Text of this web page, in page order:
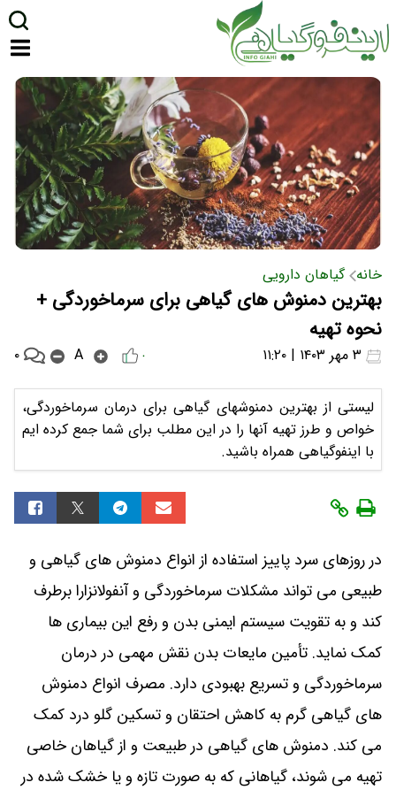
خانه گیاهان دارویی
بهترین دمنوش های گیاهی برای سرماخوردگی +
نحوه تهیه
۰ A ۰
لیستی از بهترین دمنوشهای گیاهی برای درمان سرماخوردگی،
خواص و طرز تهیه آنها را در این مطلب برای شما جمع کرده ایم
با اینفوگیاهی همراه باشید.
در روزهای سرد پاییز استفاده از انواع دمنوش های گیاهی و
طبیعی می تواند مشکلات سرماخوردگی و آنفولانزارا برطرف
کند و به تقویت سیستم ایمنی بدن و رفع این بیماری ها
کمک نماید. تأمین مایعات بدن نقش مهمی در درمان
سرماخوردگی و تسریع بهبودی دارد. مصرف انواع دمنوش‌
های گیاهی گرم به کاهش احتقان و تسکین گلو درد کمک
می ‌کند. دمنوش های گیاهی در طبیعت و از گیاهان خاصی
تهیه می شوند، گیاهانی که به صورت تازه و یا خشک شده در